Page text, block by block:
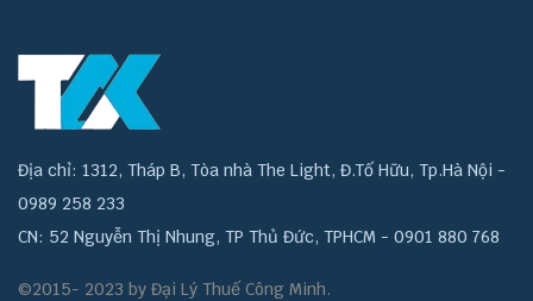
Địa chỉ: 1312, Tháp B, Tòa nhà The Light, Đ.Tố Hữu, Tp.Hà Nội -
0989 258 233
CN: 52 Nguyễn Thị Nhung, TP Thủ Đức, TPHCM - 0901 880 768
©2015- 2023 by Đại Lý Thuế Công Minh.